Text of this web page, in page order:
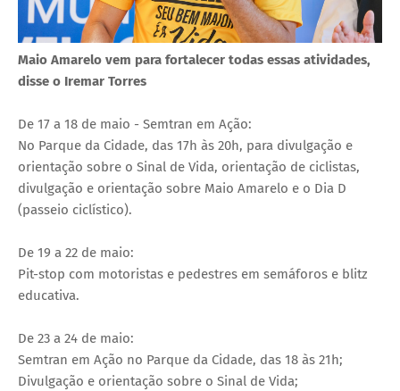
Maio Amarelo vem para fortalecer todas essas atividades,
disse o Iremar Torres
De 17 a 18 de maio - Semtran em Ação:
No Parque da Cidade, das 17h às 20h, para divulgação e
orientação sobre o Sinal de Vida, orientação de ciclistas,
divulgação e orientação sobre Maio Amarelo e o Dia D
(passeio ciclístico).
De 19 a 22 de maio:
Pit-stop com motoristas e pedestres em semáforos e blitz
educativa.
De 23 a 24 de maio:
Semtran em Ação no Parque da Cidade, das 18 às 21h;
Divulgação e orientação sobre o Sinal de Vida;